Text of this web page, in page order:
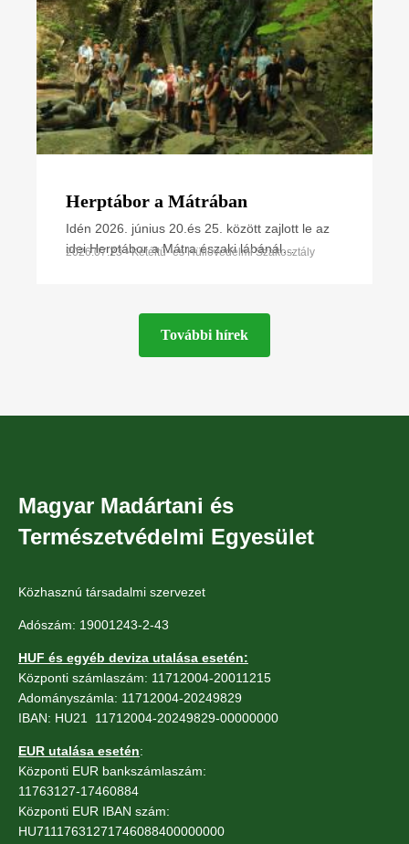
Herptábor a Mátrában
Idén 2026. június 20.és 25. között zajlott le az
idei Herptábor a Mátra északi lábánál
2026.07.23 • Kétéltű- és Hüllővédelmi Szakosztály
További hírek
Magyar Madártani és
Természetvédelmi Egyesület
Közhasznú társadalmi szervezet
Adószám: 19001243-2-43
HUF és egyéb deviza utalása esetén:
Központi számlaszám: 11712004-20011215
Adományszámla: 11712004-20249829
IBAN: HU21 11712004-20249829-00000000
EUR utalása esetén:
Központi EUR bankszámlaszám:
11763127-17460884
Központi EUR IBAN szám:
HU71117631271746088400000000